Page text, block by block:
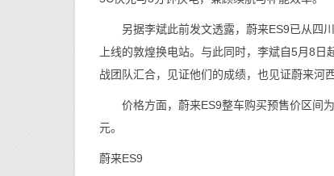
另据李斌此前发文透露，蔚来ES9已从四川
上线的敦煌换电站。与此同时，李斌自5月8
战团队汇合，见证他们的成绩，也见证蔚来河
价格方面，蔚来ES9整车购买预售价区间为
元。
蔚来ES9